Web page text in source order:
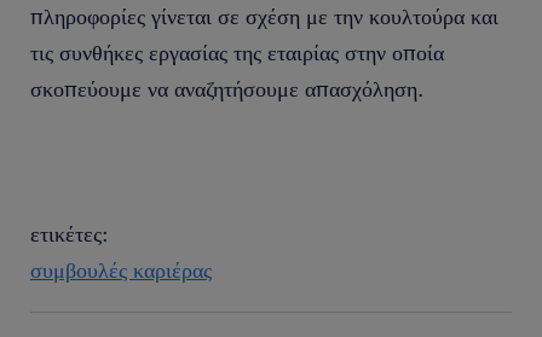
πληροφορίες γίνεται σε σχέση με την κουλτούρα και
τις συνθήκες εργασίας της εταιρίας στην οποία
σκοπεύουμε να αναζητήσουμε απασχόληση.
ετικέτες:
συμβουλές καριέρας